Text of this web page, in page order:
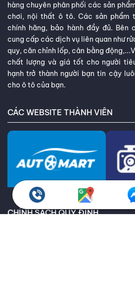
hàng chuyên phân phối các sản
chơi, nội thất ô tô. Các sản phẩm
chính hãng, bảo hành đầy đủ. Bên
cung cấp các dịch vụ liên quan như
quy, căn chỉnh lốp, cân bằng
chất lượng và giá tốt cho người
hạnh trở thành người bạn tin cậy
cho ô tô của bạn.
CÁC WEBSITE THÀNH VIÊN
CHÍNH SÁCH QUY ĐỊNH